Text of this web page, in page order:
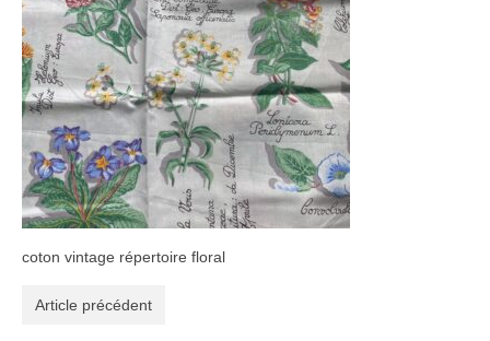
Tissus
Patchwork
Mercerie
Dressing
Linge ancien
Ephemera
Créations
coton vintage répertoire floral
Article précédent